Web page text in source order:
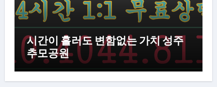
시간이 흘러도 변함없는 가치 성주
추모공원